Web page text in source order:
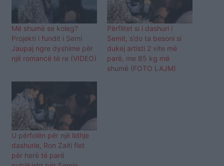
Më shumë se koleg?
Projekti i fundit i Semi
Jaupaj ngre dyshime për
një romancë të re (VIDEO)
Përflitet si i dashuri i
Semit, s’do ta besoni si
dukej artisti 2 vite më
parë, me 85 kg më
shumë (FOTO LAJM)
U përfolën për një lidhje
dashurie, Ron Zaiti flet
për herë të parë